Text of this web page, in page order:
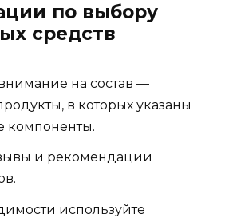
по выбору
средств
на состав —
в которых указаны
компоненты.
и рекомендации
используйте